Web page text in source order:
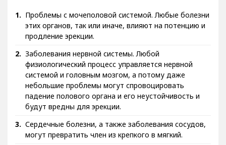
Проблемы с мочеполовой системой. Любые болезни
этих органов, так или иначе, влияют на потенцию и
продление эрекции.
Заболевания нервной системы. Любой
физиологический процесс управляется нервной
системой и головным мозгом, а потому даже
небольшие проблемы могут спровоцировать
падение полового органа и его неустойчивость и
будут вредны для эрекции.
Сердечные болезни, а также заболевания сосудов,
могут превратить член из крепкого в мягкий.